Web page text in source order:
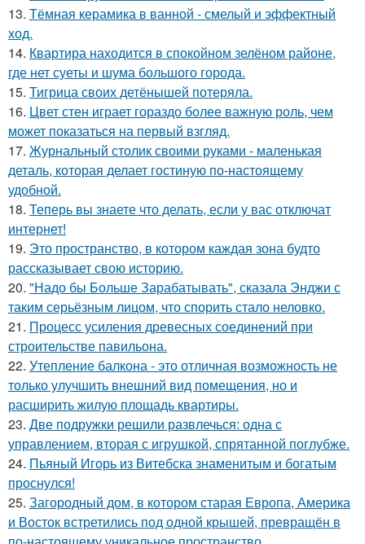
13. Тёмная керамика в ванной - смелый и эффектный
ход.
14. Квартира находится в спокойном зелёном районе,
где нет суеты и шума большого города.
15. Тигрица своих детёнышей потеряла.
16. Цвет стен играет гораздо более важную роль, чем
может показаться на первый взгляд.
17. Журнальный столик своими руками - маленькая
деталь, которая делает гостиную по-настоящему
удобной.
18. Теперь вы знаете что делать, если у вас отключат
интернет!
19. Это пространство, в котором каждая зона будто
рассказывает свою историю.
20. "Надо бы Больше Зарабатывать", сказала Энджи с
таким серьёзным лицом, что спорить стало неловко.
21. Процесс усиления древесных соединений при
строительстве павильона.
22. Утепление балкона - это отличная возможность не
только улучшить внешний вид помещения, но и
расширить жилую площадь квартиры.
23. Две подружки решили развлечься: одна с
управлением, вторая с игрушкой, спрятанной поглубже.
24. Пьяный Игорь из Витебска знаменитым и богатым
проснулся!
25. Загородный дом, в котором старая Европа, Америка
и Восток встретились под одной крышей, превращён в